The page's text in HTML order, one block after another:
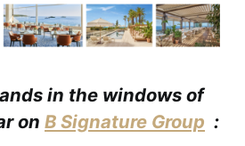
in the windows of
on B Signature Group :